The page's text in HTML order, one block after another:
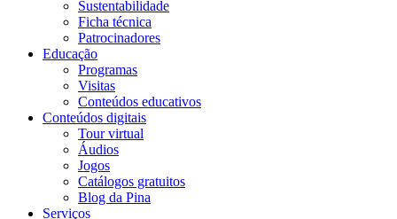
Sustentabilidade
Ficha técnica
Patrocinadores
Educação
Programas
Visitas
Conteúdos educativos​
Conteúdos digitais
Tour virtual
Áudios
Jogos
Catálogos gratuitos
Blog da Pina
Serviços